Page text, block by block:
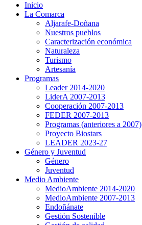
Inicio
La Comarca
Aljarafe-Doñana
Nuestros pueblos
Caracterización económica
Naturaleza
Turismo
Artesanía
Programas
Leader 2014-2020
LiderA 2007-2013
Cooperación 2007-2013
FEDER 2007-2013
Programas (anteriores a 2007)
Proyecto Biostars
LEADER 2023-27
Género y Juventud
Género
Juventud
Medio Ambiente
MedioAmbiente 2014-2020
MedioAmbiente 2007-2013
Endoñánate
Gestión Sostenible